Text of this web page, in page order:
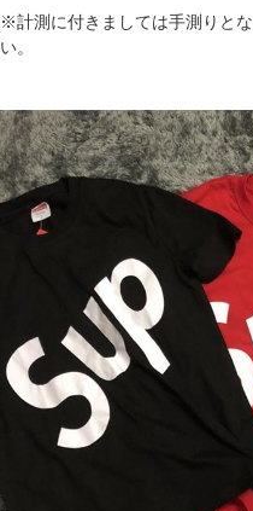
※計測に付きましては手測りと
い。